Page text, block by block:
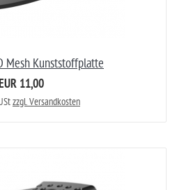
Mesh Kunststoffplatte
11,00
zzgl. Versandkosten